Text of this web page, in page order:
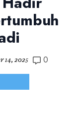
14, 2025 0